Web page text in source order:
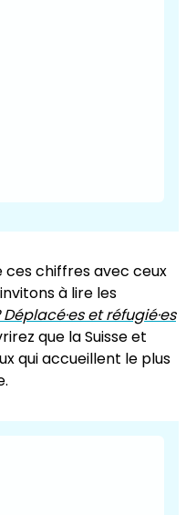
chiffres avec ceux
à lire les
et réfugié·es
que la Suisse et
qui accueillent le plus